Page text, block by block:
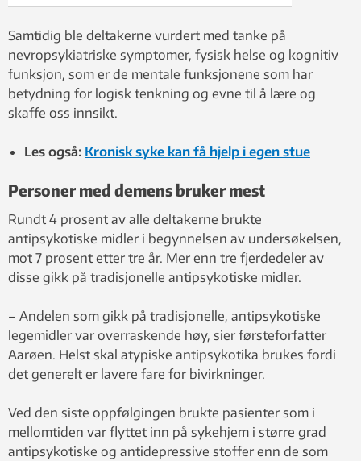
nevropsykiatriske symptomer, fysisk helse og
kognitiv funksjon. Foto: Shutterstock, NTB Scanpix
Samtidig ble deltakerne vurdert med tanke på
nevropsykiatriske symptomer, fysisk helse og kognitiv
funksjon, som er de mentale funksjonene som har
betydning for logisk tenkning og evne til å lære og
skaffe oss innsikt.
Les også: Kronisk syke kan få hjelp i egen stue
Personer med demens bruker mest
Rundt 4 prosent av alle deltakerne brukte
antipsykotiske midler i begynnelsen av undersøkelsen,
mot 7 prosent etter tre år. Mer enn tre fjerdedeler av
disse gikk på tradisjonelle antipsykotiske midler.
– Andelen som gikk på tradisjonelle, antipsykotiske
legemidler var overraskende høy, sier førsteforfatter
Aarøen. Helst skal atypiske antipsykotika brukes fordi
det generelt er lavere fare for bivirkninger.
Ved den siste oppfølgingen brukte pasienter som i
mellomtiden var flyttet inn på sykehjem i større grad
antipsykotiske og antidepressive stoffer enn de som